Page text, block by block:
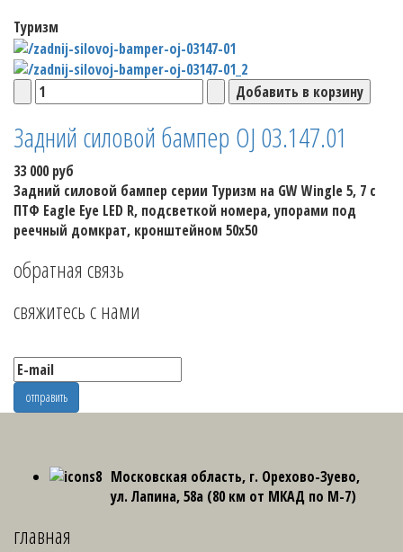
Туризм
Задний силовой бампер OJ 03.147.01
33 000 руб
Задний силовой бампер серии Туризм на GW Wingle 5, 7 с
ПТФ Eagle Eye LED R, подсветкой номера, упорами под
реечный домкрат, кронштейном 50х50
обратная связь
свяжитесь с нами
Московская область, г. Орехово-Зуево,
ул. Лапина, 58а (80 км от МКАД по М-7)
главная